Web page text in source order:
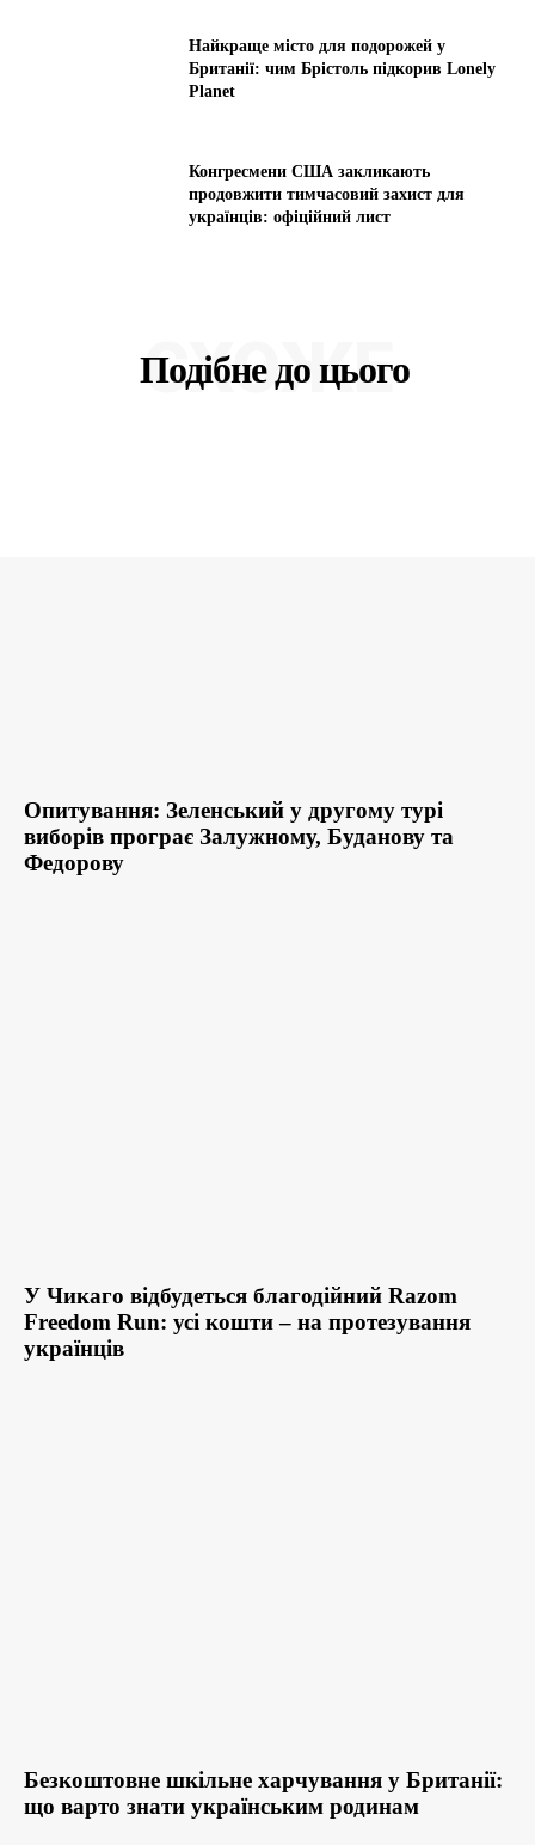
Найкраще місто для подорожей у
Британії: чим Брістоль підкорив Lonely
Planet
Конгресмени США закликають
продовжити тимчасовий захист для
українців: офіційний лист
Подібне до цього
СХОЖЕ
Опитування: Зеленський у другому турі
виборів програє Залужному, Буданову та
Федорову
У Чикаго відбудеться благодійний Razom
Freedom Run: усі кошти – на протезування
українців
Безкоштовне шкільне харчування у Британії:
що варто знати українським родинам